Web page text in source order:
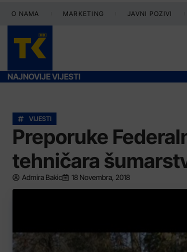
O NAMA MARKETING JAVNI POZIVI
NAJNOVIJE VIJESTI
VIJESTI
Preporuke
tehničara
Admira Bakic 18 Novembra, 2018